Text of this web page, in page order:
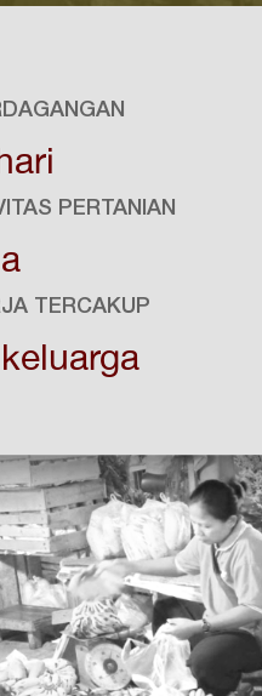
PERTANIAN
TERCAKUP